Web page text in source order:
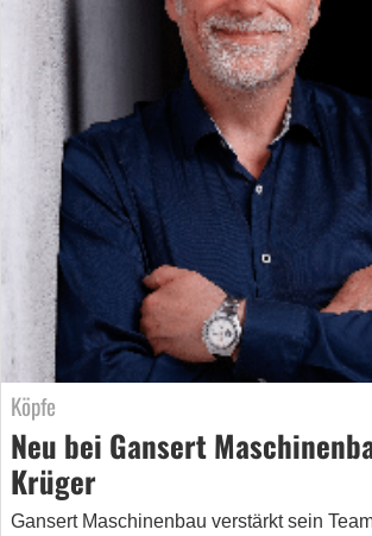
Köpfe
Neu bei Gansert
Krüger
Gansert Maschinenbau verstärkt sein